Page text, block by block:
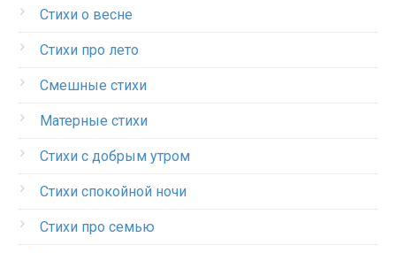
Стихи о весне
Стихи про лето
Смешные стихи
Матерные стихи
Стихи с добрым утром
Стихи спокойной ночи
Стихи про семью